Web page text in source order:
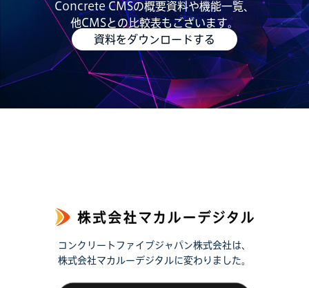
Concrete CMSの概要資料や機能一覧、
他CMSとの比較表もございます。
資料をダウンロードする
コンクリートファイブジャパン株式会社は、
株式会社マカルーデジタルに変わりました。